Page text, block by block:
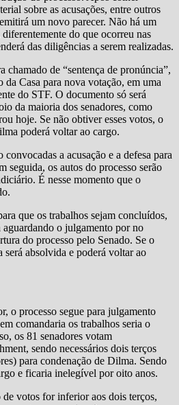
sobre as acusações, entre outros
um novo parecer. Não há um
do que ocorreu nas
das diligências a serem realizadas.
chamado de “sentença de pronúncia”,
da Casa para nova votação, em uma
do STF. O documento só será
da maioria dos senadores, como
hoje. Se não obtiver esses votos, o
poderá voltar ao cargo.
a acusação e a defesa para
seguida, os autos do processo serão
É nesse momento que o
que os trabalhos sejam concluídos,
o julgamento por no
do processo pelo Senado. Se o
absolvida e poderá voltar ao
o processo segue para julgamento
comandaria os trabalhos seria o
os 81 senadores votam
sendo necessários dois terços
para condenação de Dilma. Sendo
e ficaria inelegível por oito anos.
votos for inferior aos dois terços,